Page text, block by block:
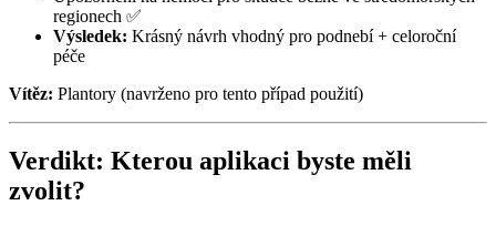
regionech ✅
Výsledek: Krásný návrh vhodný pro podnebí + celoroční
péče
Vítěz: Plantory (navrženo pro tento případ použití)
Verdikt: Kterou aplikaci byste měli
zvolit?